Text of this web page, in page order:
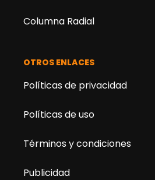
Columna Radial
OTROS ENLACES
Políticas de privacidad
Políticas de uso
Términos y condiciones
Publicidad